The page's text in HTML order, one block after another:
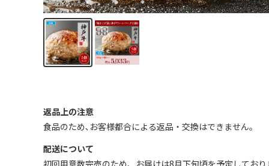
返品上の注意
食品のため､お客様都合による返品・交換はできません｡
配送について
初回用意数完売のため、お届けは8月下旬頃を予定しており